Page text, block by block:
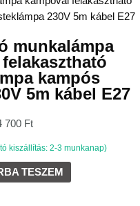
munkalámpa
kampós
5m kábel E27
700 Ft
kiszállítás: 2-3 munkanap)
TESZEM